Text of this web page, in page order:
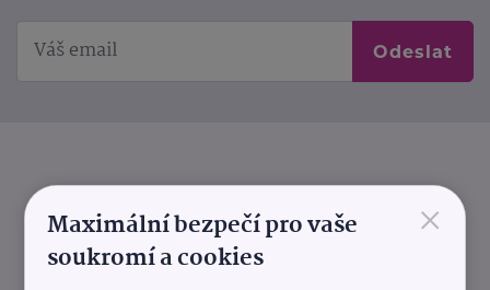
Odeslat
×
Maximální bezpečí pro vaše
soukromí a cookies